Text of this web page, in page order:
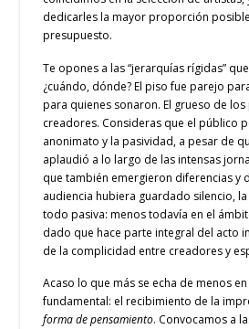
dedicarles la mayor proporción
presupuesto.
Te opones a las “jerarquías rígidas”
¿cuándo, dónde? El piso fue parejo
para quienes sonaron. El grueso de
creadores. Consideras que el público
anonimato y la pasividad, a pesar de
aplaudió a lo largo de las intensas
que también emergieron diferencias y
audiencia hubiera guardado silencio,
todo pasiva: menos todavía en el
dado que hace parte integral del acto
de la complicidad entre creadores y
Acaso lo que más se echa de menos
fundamental: el recibimiento de la
forma de pensamiento. Convocamos a